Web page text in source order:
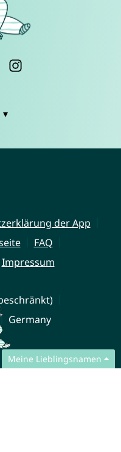
Meine Lieblingsnamen
der App
FAQ
Impressum
Germany